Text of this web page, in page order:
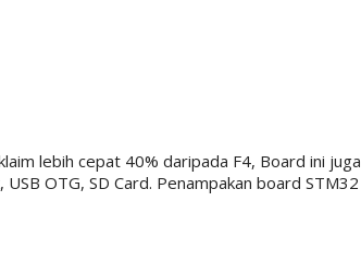
lebih cepat 40% daripada F4, Board ini juga
OTG, SD Card. Penampakan board STM32